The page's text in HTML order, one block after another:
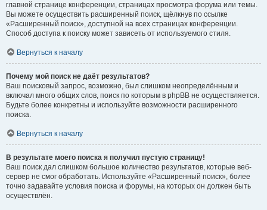
главной странице конференции, страницах просмотра форума или темы.
Вы можете осуществить расширенный поиск, щёлкнув по ссылке
«Расширенный поиск», доступной на всех страницах конференции.
Способ доступа к поиску может зависеть от используемого стиля.
Вернуться к началу
Почему мой поиск не даёт результатов?
Ваш поисковый запрос, возможно, был слишком неопределённым и
включал много общих слов, поиск по которым в phpBB не осуществляется.
Будьте более конкретны и используйте возможности расширенного
поиска.
Вернуться к началу
В результате моего поиска я получил пустую страницу!
Ваш поиск дал слишком большое количество результатов, которые веб-
сервер не смог обработать. Используйте «Расширенный поиск», более
точно задавайте условия поиска и форумы, на которых он должен быть
осуществлён.